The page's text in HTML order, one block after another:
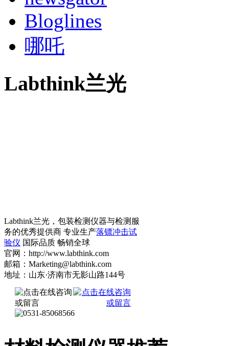
Bloglines
哪吒
Labthink兰光
Labthink兰光，包装检测仪器与检测服
务的优秀提供商 专业生产落镖冲击试
验仪 国际品质 畅销全球
官网：http://www.labthink.com
邮箱：Marketing@labthink.com
地址：山东·济南市无影山路144号